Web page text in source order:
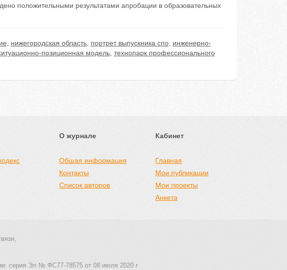
положительными результатами апробации в образовательных
нижегородская область, портрет выпускника спо, инженерно-
позиционная модель, технопарк профессионального
О журнале
Общая информация
Контакты
Список авторов
Кабинет
Главная
Мои публикации
Мои проекты
Анкета
серия Эл № ФС77-78575 от 08 июля 2020 г